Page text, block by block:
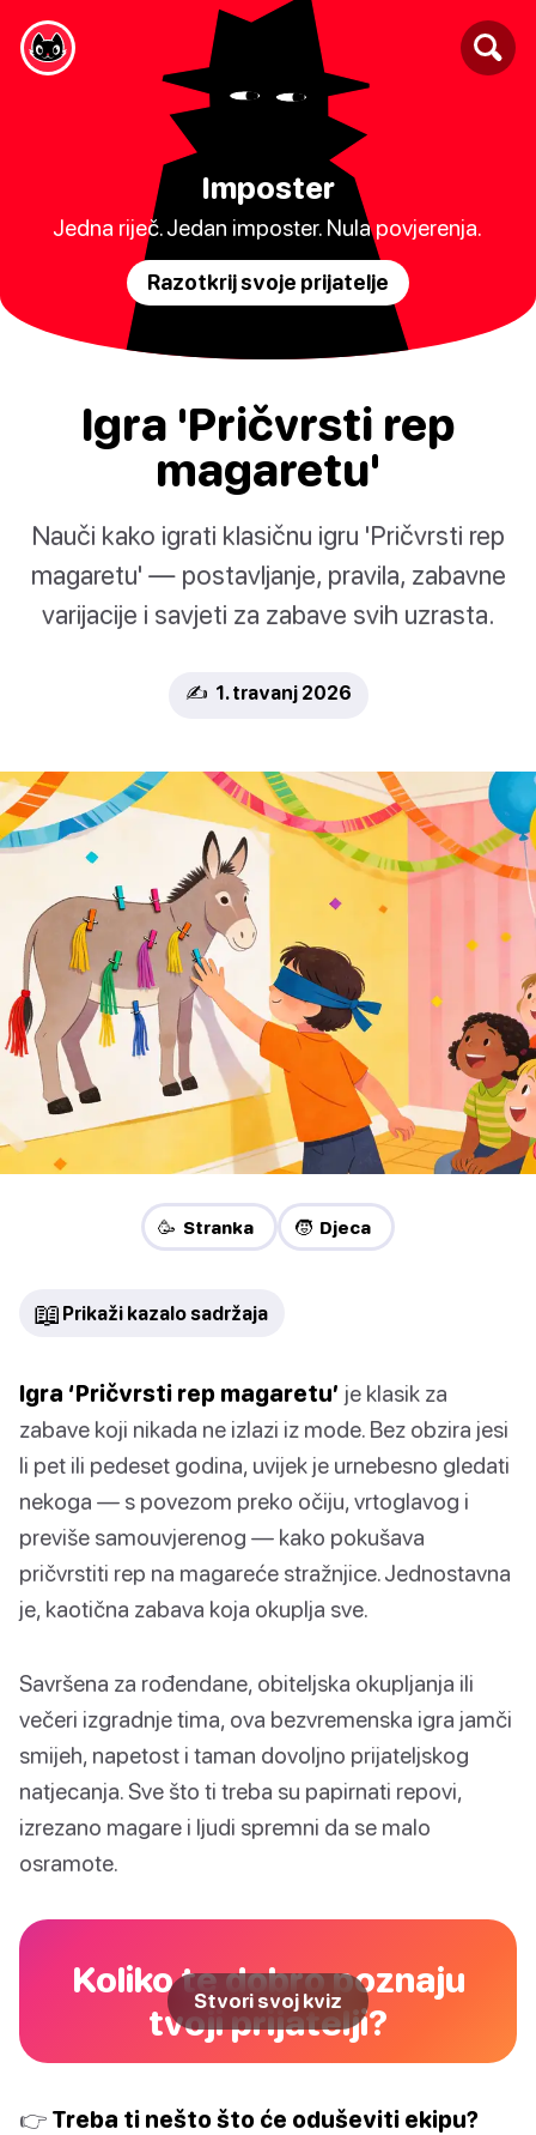
Imposter
Jedna riječ. Jedan imposter. Nula povjerenja.
Razotkrij svoje prijatelje
Igra 'Pričvrsti rep
magaretu'
Nauči kako igrati klasičnu igru 'Pričvrsti rep
magaretu' — postavljanje, pravila, zabavne
varijacije i savjeti za zabave svih uzrasta.
✍️ 1. travanj 2026
🥳 Stranka 🧒 Djeca
📖 Prikaži kazalo sadržaja
Igra ‘Pričvrsti rep magaretu’ je klasik za
zabave koji nikada ne izlazi iz mode. Bez obzira jesi
li pet ili pedeset godina, uvijek je urnebesno gledati
nekoga — s povezom preko očiju, vrtoglavog i
previše samouvjerenog — kako pokušava
pričvrstiti rep na magareće stražnjice. Jednostavna
je, kaotična zabava koja okuplja sve.
Savršena za rođendane, obiteljska okupljanja ili
večeri izgradnje tima, ova bezvremenska igra jamči
smijeh, napetost i taman dovoljno prijateljskog
natjecanja. Sve što ti treba su papirnati repovi,
izrezano magare i ljudi spremni da se malo
osramote.
Koliko te dobro poznaju
tvoji prijatelji?
Stvori svoj kviz
👉 Treba ti nešto što će oduševiti ekipu?